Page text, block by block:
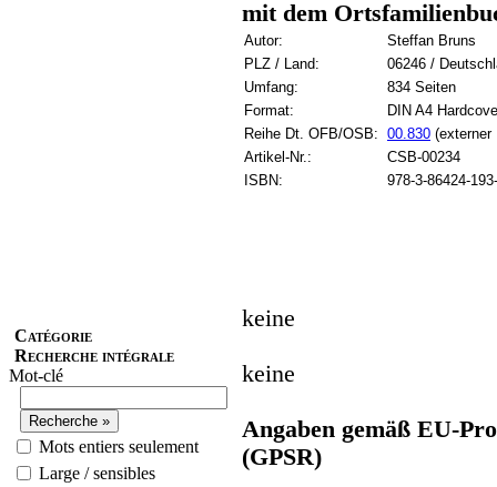
Catégorie
Recherche intégrale
Mot-clé
Mots entiers seulement
Large / sensibles
mit dem
Autor:
Steffan Bruns
PLZ / Land:
06246 /
Umfang:
834 Seiten
Format:
DIN A4
Reihe Dt. OFB/OSB: 00.830 (externer
Artikel-Nr.:
CSB-00234
ISBN:
978-3-86424-
keine
keine
Angaben gemäß EU-
(GPSR)